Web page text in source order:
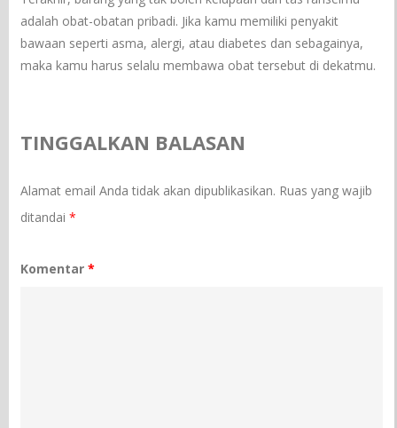
adalah obat-obatan pribadi. Jika kamu memiliki penyakit
bawaan seperti asma, alergi, atau diabetes dan sebagainya,
maka kamu harus selalu membawa obat tersebut di dekatmu.
TINGGALKAN BALASAN
Alamat email Anda tidak akan dipublikasikan. Ruas yang wajib
ditandai*
Komentar*